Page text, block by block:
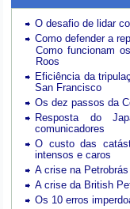
O desafio de lidar
Como defender a
Como funcionam
Roos
Eficiência da
San Francisco
Os dez passos da
Resposta do
comunicadores
O custo das
intensos e caros
A crise na Petrobrás
A crise da British
Os 10 erros